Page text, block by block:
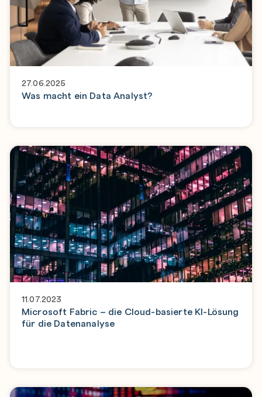
27.06.2025
Was macht ein Data Analyst?
11.07.2023
Microsoft Fabric – die Cloud-basierte KI-Lösung
für die Datenanalyse